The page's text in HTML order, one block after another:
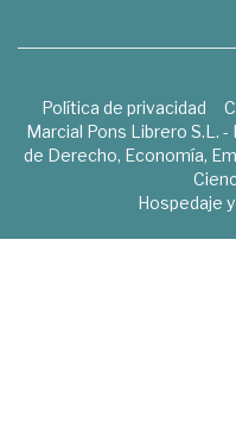
Política de privacidad
Marcial Pons Librero S.L.
de Derecho, Economía,
Hospedaje